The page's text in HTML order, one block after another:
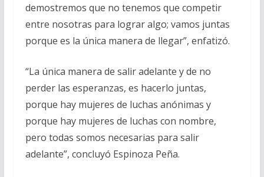
demostremos que no tenemos que competir
entre nosotras para lograr algo; vamos juntas
porque es la única manera de llegar”, enfatizó.
“La única manera de salir adelante y de no
perder las esperanzas, es hacerlo juntas,
porque hay mujeres de luchas anónimas y
porque hay mujeres de luchas con nombre,
pero todas somos necesarias para salir
adelante”, concluyó Espinoza Peña.